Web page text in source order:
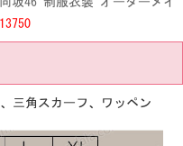
ブルーワンピース セーラー襟
三角スカーフ、ワッペン